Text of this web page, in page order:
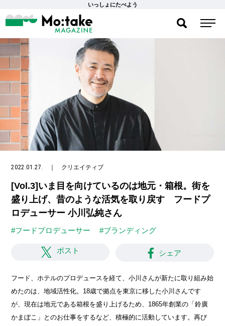
いっしょにたべよう
2022.01.27. クリエイティブ
[Vol.3]いま目を向けているのは地元・箱根。街を
盛り上げ、昔のような活気を取り戻す フードプ
ロデューサー 小川弘純さん
#フードプロデューサー #ブランディング
ポスト シェア
フード、ホテルのプロデュースを経て、小川さんが新たに取り組み始
めたのは、地域活性化。18歳で拠点を東京に移した小川さんです
が、現在は地元である箱根を盛り上げるため、1865年創業の「鈴廣
かまぼこ」とのお仕事をするなど、積極的に活動しています。再び